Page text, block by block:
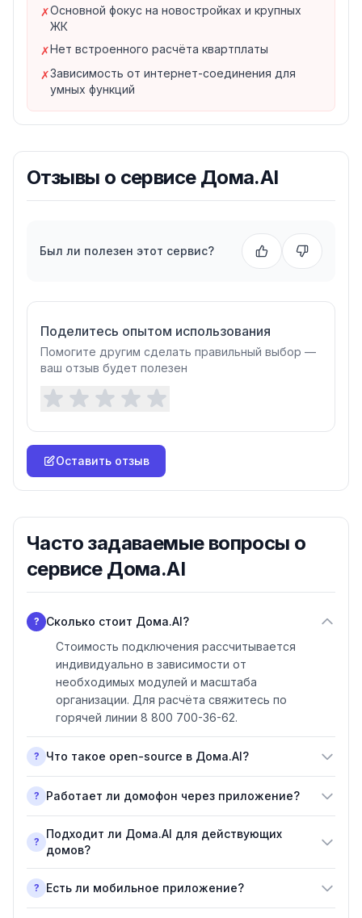
организациями
Отчётность для государственных органов
Интеграция с ГИС ЖКХ
API для подключения внешних систем
Для кого подходит Дома.AI?
Застройщики— цифровизация жилых комплексов на
этапе строительства
ТСЖ— удобное взаимодействие с жителями и
контроль обслуживания
Дома.AI предоставляет поддержку через горячую
линию 8 800 700-36-62 и личный кабинет. Стоимость
зависимости от необходимых модулей и масштаба
✗Основной фокус на новостройках и крупных
ЖК
✗Нет встроенного расчёта квартплаты
✗Зависимость от интернет-соединения для
умных функций
Отзывы о сервисе Дома.AI
Был ли полезен этот сервис?
Поделитесь опытом использования
Помогите другим сделать правильный выбор —
ваш отзыв будет полезен
Оставить отзыв
Часто задаваемые вопросы о
сервисе Дома.AI
?
Сколько стоит Дома.AI?
Стоимость подключения рассчитывается
индивидуально в зависимости от
необходимых модулей и масштаба
организации. Для расчёта свяжитесь по
горячей линии 8 800 700-36-62.
? Что такое open-source в Дома.AI?
? Работает ли домофон через приложение?
?
Подходит ли Дома.AI для действующих
домов?
? Есть ли мобильное приложение?